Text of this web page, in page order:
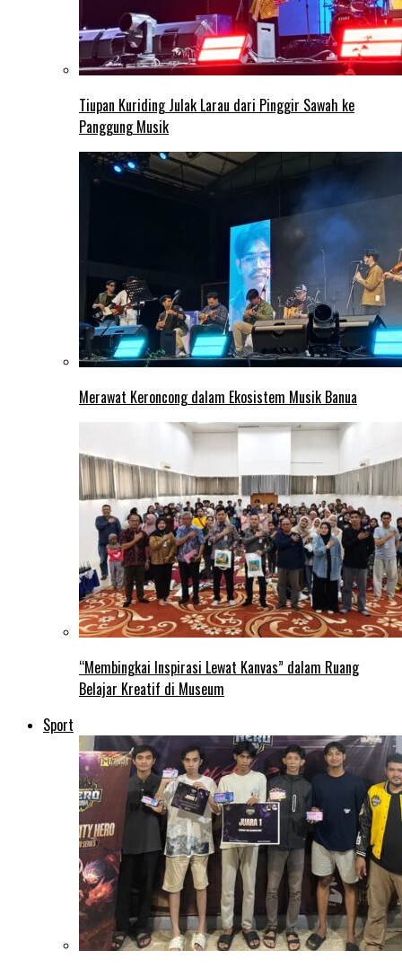
Tiupan Kuriding Julak Larau dari Pinggir Sawah ke
Panggung Musik
Merawat Keroncong dalam Ekosistem Musik Banua
“Membingkai Inspirasi Lewat Kanvas” dalam Ruang
Belajar Kreatif di Museum
Sport